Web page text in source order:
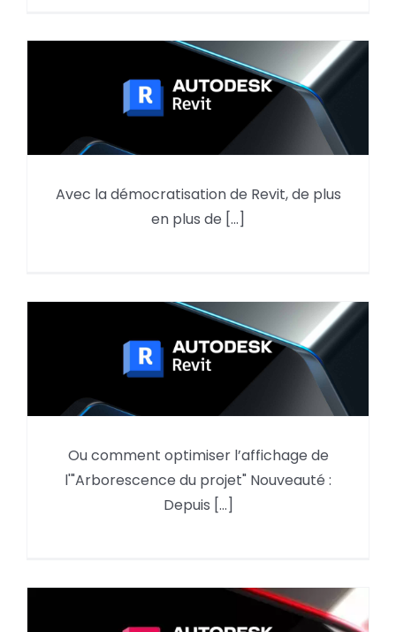
Où se situe les plugins Revit ?
Avec la démocratisation de Revit, de plus
en plus de [...]
Revit, l’arborescence du projet
Ou comment optimiser l’affichage de
l'"Arborescence du projet" Nouveauté :
Depuis [...]